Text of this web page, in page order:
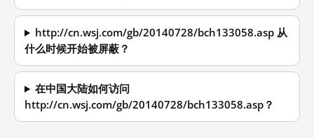
http://cn.wsj.com/gb/20140728/bch133058.asp 从
什么时候开始被屏蔽？
在中国大陆如何访问
http://cn.wsj.com/gb/20140728/bch133058.asp？